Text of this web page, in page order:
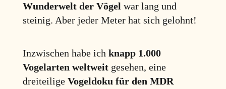
Wunderwelt der Vögel war lang und
steinig. Aber jeder Meter hat sich gelohnt!
Inzwischen habe ich knapp 1.000
Vogelarten weltweit gesehen, eine
dreiteilige Vogeldoku für den MDR